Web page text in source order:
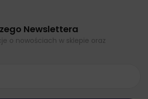
Newslettera
o nowościach w sklepie oraz